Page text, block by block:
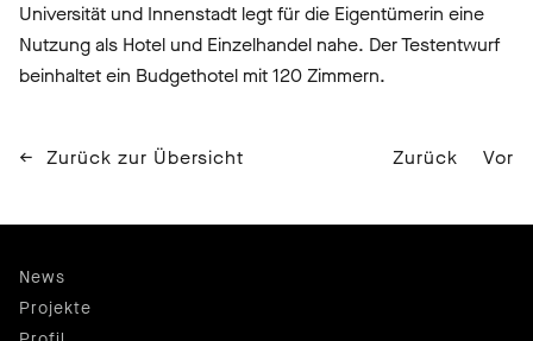
Universität und Innenstadt legt für die Eigentümerin eine
Nutzung als Hotel und Einzelhandel nahe. Der Testentwurf
beinhaltet ein Budgethotel mit 120 Zimmern.
Zurück zur Übersicht Zurück Vor
News
Projekte